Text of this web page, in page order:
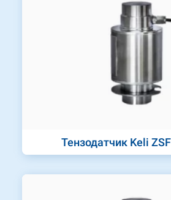
Тензодатчик Keli